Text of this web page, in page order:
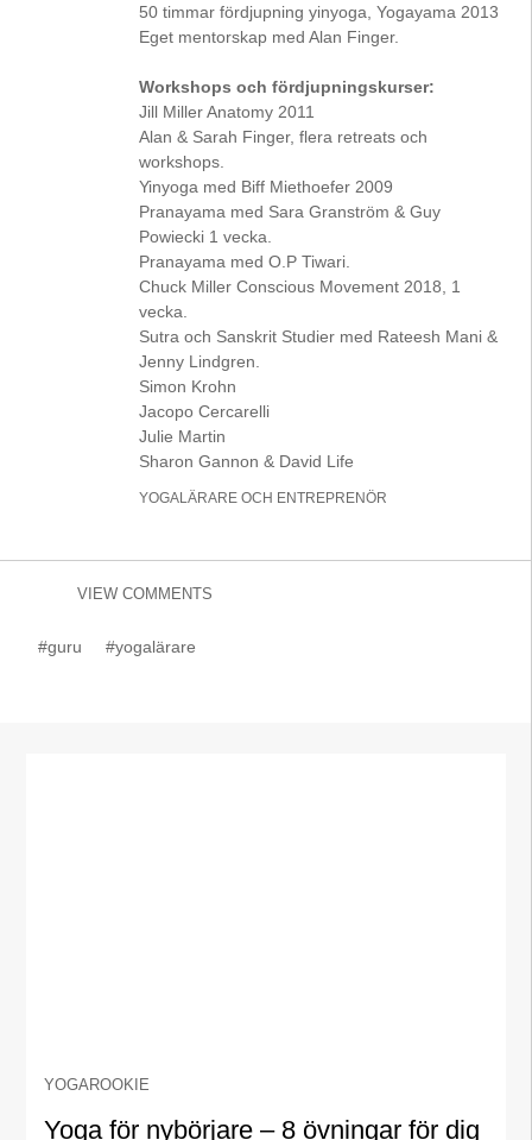
50 timmar fördjupning yinyoga, Yogayama 2013
Eget mentorskap med Alan Finger.
Workshops och fördjupningskurser:
Jill Miller Anatomy 2011
Alan & Sarah Finger, flera retreats och
workshops.
Yinyoga med Biff Miethoefer 2009
Pranayama med Sara Granström & Guy
Powiecki 1 vecka.
Pranayama med O.P Tiwari.
Chuck Miller Conscious Movement 2018, 1
vecka.
Sutra och Sanskrit Studier med Rateesh Mani &
Jenny Lindgren.
Simon Krohn
Jacopo Cercarelli
Julie Martin
Sharon Gannon & David Life
YOGALÄRARE OCH ENTREPRENÖR
VIEW COMMENTS
#guru #yogalärare
YOGAROOKIE
Yoga för nybörjare – 8 övningar för dig